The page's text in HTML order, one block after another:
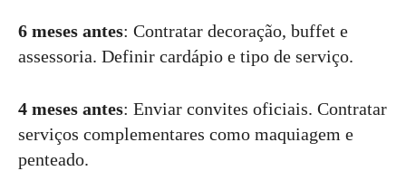
6 meses antes: Contratar decoração, buffet e
assessoria. Definir cardápio e tipo de serviço.
4 meses antes: Enviar convites oficiais. Contratar
serviços complementares como maquiagem e
penteado.